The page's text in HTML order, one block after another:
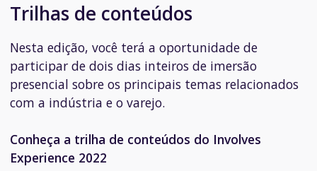
Trilhas de conteúdos
Nesta edição, você terá a oportunidade de
participar de dois dias inteiros de imersão
presencial sobre os principais temas relacionados
com a indústria e o varejo.
Conheça a trilha de conteúdos do Involves
Experience 2022